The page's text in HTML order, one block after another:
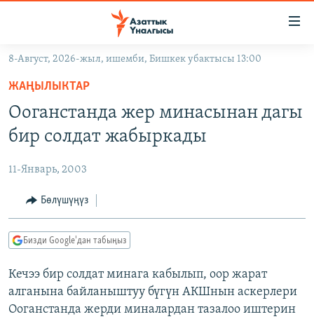
Навигацияга
өтүңүз
Издөөгө
салыңыз
ЭКОНОМИКА
МАДАНИЯТ
ДҮЙНӨ
БОРБОР АЗИЯ
УКРАИНА
АТАЙЫН ИЛИКТӨӨ
ТВ ПРОГРАММАЛАР
ЭКСПЕРТТЕР ТАЛДАЙТ
БИЗ ЖАНА ДҮЙНӨ
ӨЗГӨЧӨ ПИКИР
Русский
8-Август, 2026-жыл, ишемби, Бишкек убактысы 13:00
ЖАҢЫЛЫКТАР
Ооганстанда жер минасынан дагы
бир солдат жабыркады
11-Январь, 2003
Бөлүшүңүз
Бизди Google'дан табыңыз
Кечээ бир солдат минага кабылып, оор жарат
алганына байланыштуу бүгүн АКШнын аскерлери
Ооганстанда жерди миналардан тазалоо иштерин